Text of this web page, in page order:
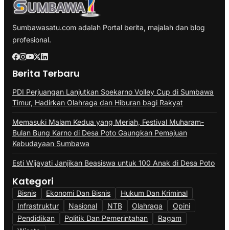
Sumbawasatu.com adalah Portal berita, majalah dan blog
profesional.
Berita Terbaru
PDI Perjuangan Lanjutkan Soekarno Volley Cup di Sumbawa
Timur, Hadirkan Olahraga dan Hiburan bagi Rakyat
Memasuki Malam Kedua yang Meriah, Festival Muharam-
Bulan Bung Karno di Desa Poto Gaungkan Pemajuan
Kebudayaan Sumbawa
Esti Wijayati Janjikan Beasiswa untuk 100 Anak di Desa Poto
Kategori
Bisnis Ekonomi Dan Bisnis
Hukum Dan Kriminal
Infrastruktur
Nasional NTB Olahraga
Opini
Pendidikan
Politik Dan Pemerintahan
Ragam